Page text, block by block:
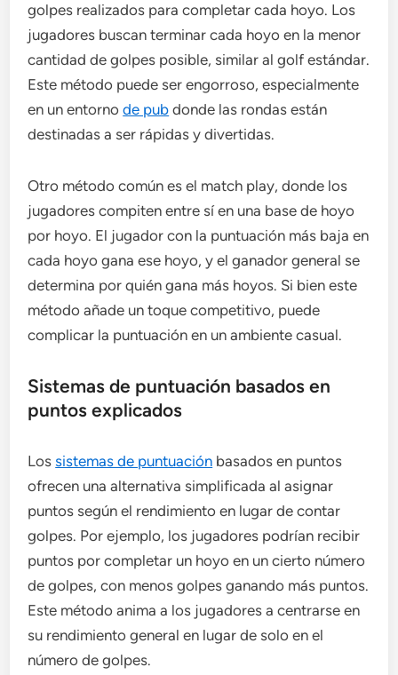
golpes realizados para completar cada hoyo. Los
jugadores buscan terminar cada hoyo en la menor
cantidad de golpes posible, similar al golf estándar.
Este método puede ser engorroso, especialmente
en un entornode pub donde las rondas están
destinadas a ser rápidas y divertidas.
Otro método común es el match play, donde los
jugadores compiten entre sí en una base de hoyo
por hoyo. El jugador con la puntuación más baja en
cada hoyo gana ese hoyo, y el ganador general se
determina por quién gana más hoyos. Si bien este
método añade un toque competitivo, puede
complicar la puntuación en un ambiente casual.
Sistemas de puntuación basados en
puntos explicados
Lossistemas de puntuación basados en puntos
ofrecen una alternativa simplificada al asignar
puntos según el rendimiento en lugar de contar
golpes. Por ejemplo, los jugadores podrían recibir
puntos por completar un hoyo en un cierto número
de golpes, con menos golpes ganando más puntos.
Este método anima a los jugadores a centrarse en
su rendimiento general en lugar de solo en el
número de golpes.